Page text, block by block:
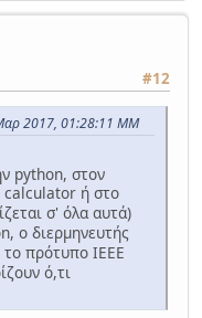
#12
2017, 01:28:11 ΜΜ
python, στον
calculator ή στο
σ' όλα αυτά)
ο διερμηνευτής
πρότυπο IEEE
ό,τι